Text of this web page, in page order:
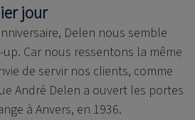
jour
Delen nous semble
Car nous ressentons la même
de servir nos clients, comme
André Delen a ouvert les portes
à Anvers, en 1936.